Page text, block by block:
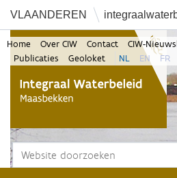
VLAANDEREN
Zoek
Home Over CIW Contact CIW-
Publicaties
Geoloket NL EN FR